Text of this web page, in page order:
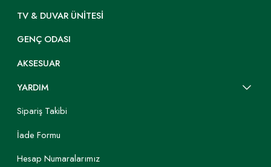
TV & DUVAR ÜNITESI
GENÇ ODASI
AKSESUAR
YARDIM
Sipariş Takibi
İade Formu
Hesap Numaralarımız